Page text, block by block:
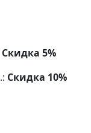
Скидка 5%
Скидка 10%